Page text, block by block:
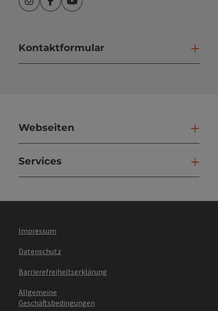
InstagramFacebookYouTube
Kontaktformular
Webseiten
Services
Impressum
Datenschutz
Barrierefreiheitserklärung
Allgemeine
Geschäftsbedingungen